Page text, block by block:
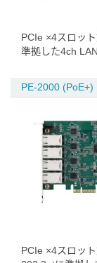
PCIe ×4スロッ
準拠した4ch
PE-2000 (PoE+)
PCIe ×4スロッ